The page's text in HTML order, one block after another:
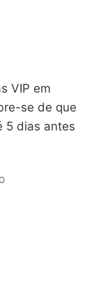
VIP em
se de que
5 dias antes